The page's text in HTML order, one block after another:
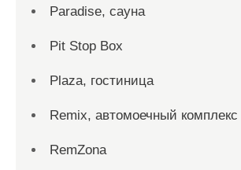
Paradise, сауна
Pit Stop Box
Plaza, гостиница
Remix, автомоечный комплекс
RemZona